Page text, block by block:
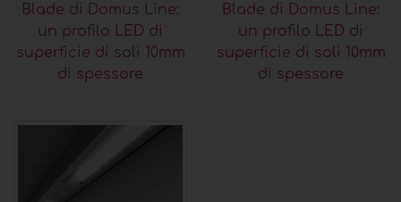
Blade di Domus Line:
un profilo LED di
superficie di soli 10mm
di spessore
Blade di Domus Line:
un profilo LED di
superficie di soli 10mm
di spessore